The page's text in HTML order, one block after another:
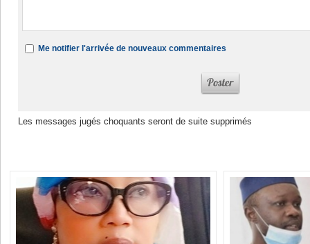
Me notifier l'arrivée de nouveaux commentaires
Les messages jugés choquants seront de suite supprimés